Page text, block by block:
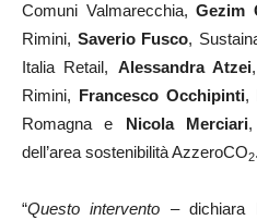
Comuni Valmarecchia, Gezim
Rimini, Saverio Fusco,
Italia Retail, Alessandra Atzei
Rimini, Francesco Occhipinti,
Romagna e Nicola Merciari,
dell’area sostenibilità AzzeroCO2.
“Questo intervento – dichiara